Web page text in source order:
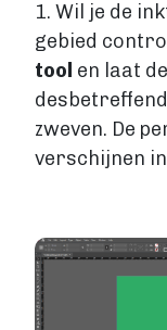
1. Wil je de
gebied
tool en laat
zweven. De
verschijnen
Image